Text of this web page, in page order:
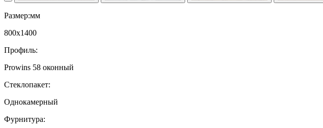
Размер:мм
800x1400
Профиль:
Prowins 58 оконный
Стеклопакет:
Однокамерный
Фурнитура: